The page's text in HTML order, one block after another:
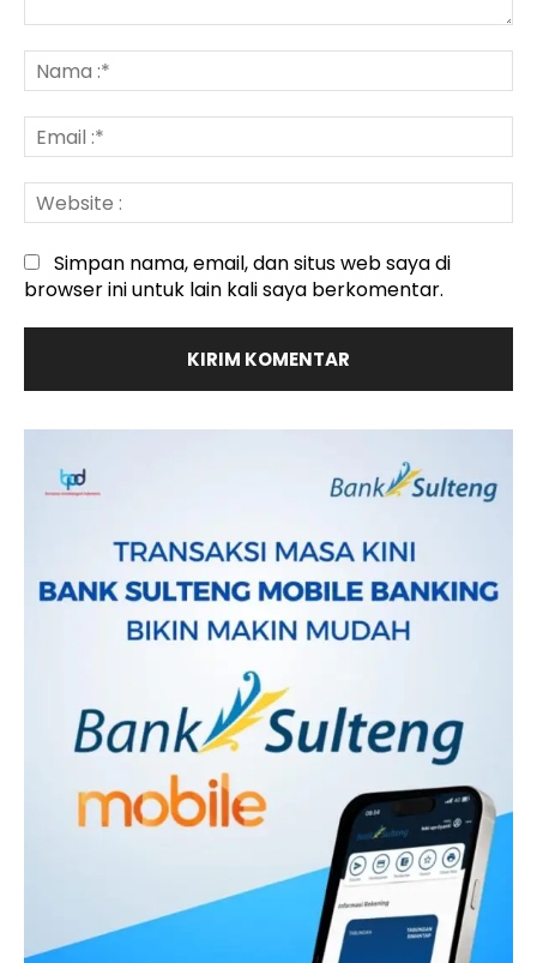
:*
:*
:
Simpan nama, email, dan situs web saya di
browser ini untuk lain kali saya berkomentar.